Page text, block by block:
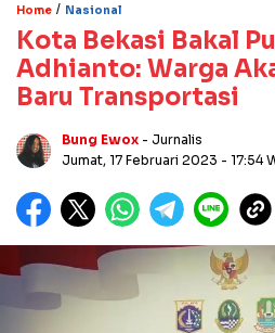
Home / Nasional
Kota Bekasi Bakal
Adhianto: Warga
Baru Transportasi
Bung Ewox - Jurnalis
Jumat, 17 Februari 2023 - 17:54